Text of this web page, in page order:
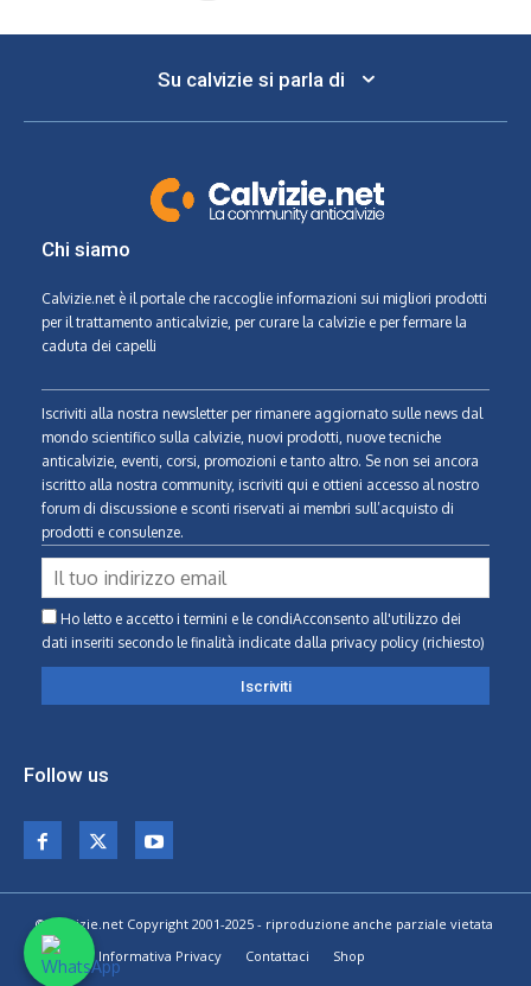
Su calvizie si parla di
Chi siamo
Calvizie.net è il portale che raccoglie informazioni sui migliori prodotti
per il trattamento anticalvizie, per curare la calvizie e per fermare la
caduta dei capelli
Iscriviti alla nostra newsletter per rimanere aggiornato sulle news dal
mondo scientifico sulla calvizie, nuovi prodotti, nuove tecniche
anticalvizie, eventi, corsi, promozioni e tanto altro. Se non sei ancora
iscritto alla nostra community, iscriviti qui e ottieni accesso al nostro
forum di discussione e sconti riservati ai membri sull’acquisto di
prodotti e consulenze.
Ho letto e accetto i termini e le condiAcconsento all'utilizzo dei
dati inseriti secondo le finalità indicate dalla privacy policy (richiesto)
Follow us
© Calvizie.net Copyright 2001-2025 - riproduzione anche parziale vietata
Home
Informativa Privacy Contattaci Shop